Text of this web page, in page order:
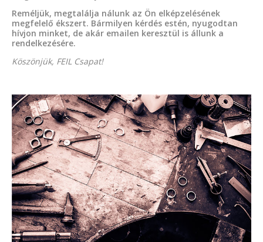
Reméljük, megtalálja nálunk az Ön elképzelésének
megfelelő ékszert. Bármilyen kérdés estén, nyugodtan
hívjon minket, de akár emailen keresztül is állunk a
rendelkezésére.
Köszönjük, FEIL Csapat!